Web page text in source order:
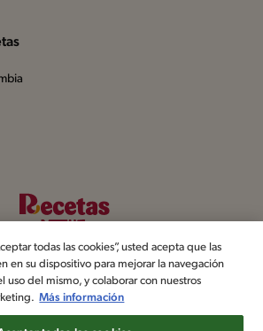
todas las cookies”, usted acepta que las
en su dispositivo para mejorar la navegación
uso del mismo, y colaborar con nuestros
Más información